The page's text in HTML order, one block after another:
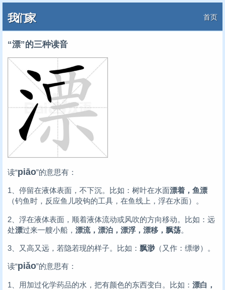
我们家 首页
“漂”的三种读音
读“piāo”的意思有：
1、停留在液体表面，不下沉。比如：树叶在水面漂着，鱼漂
（钓鱼时，反应鱼儿咬钩的工具，在鱼线上，浮在水面）。
2、浮在液体表面，顺着液体流动或风吹的方向移动。比如：远
处漂过来一艘小船， 漂流，漂泊，漂浮，漂移，飘荡。
3、又高又远，若隐若现的样子。比如： 飘渺（又作：缥缈）。
读“piǎo”的意思有：
1、用加过化学药品的水，把有颜色的东西变白。比如： 漂白，